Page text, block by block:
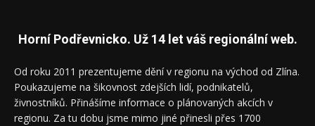
Horní Podřevnicko. Už 14 let váš regionální web.
Od roku 2011 prezentujeme dění v regionu na východ od Zlína.
Poukazujeme na šikovnost zdejších lidí, podnikatelů,
živnostníků. Přinášíme informace o plánovaných akcích v
regionu. Za tu dobu jsme mimo jiné přinesli přes 1700